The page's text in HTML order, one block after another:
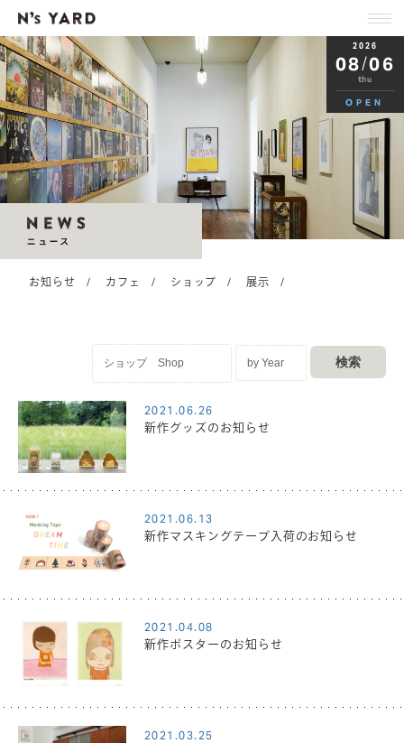
2026
08/06
thu
OPEN
お知らせ / カフェ / ショップ / 展示 /
2021.06.26
新作グッズのお知らせ
2021.06.13
新作マスキングテープ入荷のお知らせ
2021.04.08
新作ポスターのお知らせ
2021.03.25